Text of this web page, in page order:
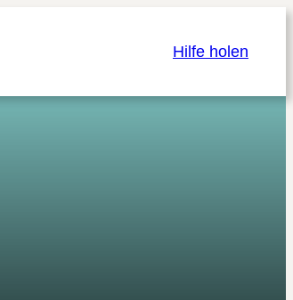
Hilfe holen